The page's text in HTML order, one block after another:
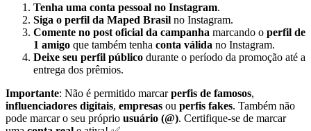
Tenha uma conta pessoal no Instagram.
Siga o perfil da Maped Brasil no Instagram.
Comente no post oficial da campanha marcando o perfil de
1 amigo que também tenha conta válida no Instagram.
Deixe seu perfil público durante o período da promoção até a
entrega dos prêmios.
Importante: Não é permitido marcarperfis de famosos,
influenciadores digitais, empresas ou perfis fakes. Também não
pode marcar o seu próprio usuário (@). Certifique-se de marcar